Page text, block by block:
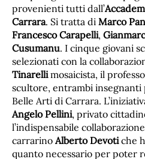
provenienti tutti dall’
Carrara. Si tratta di Marco
Francesco Carapelli,
Cusumanu. I cinque giovani
selezionati con la
Tinarellimosaicista, il
scultore, entrambi insegnanti
Belle Arti di Carrara.
Angelo Pellini, privato
l’indispensabile
carrarinoAlberto Devotiche
quanto necessario per poter